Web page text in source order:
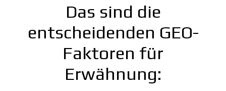
Das sind die
entscheidenden GEO-
Faktoren für
Erwähnung: